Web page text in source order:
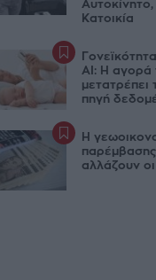
Κατοικία
AI: Η αγορά
πηγή
Η
αλλάζουν